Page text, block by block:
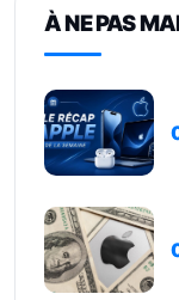
À NE PAS